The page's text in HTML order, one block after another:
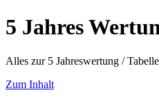
5 Jahres
Alles zur 5 Jahreswertung /
Zum Inhalt